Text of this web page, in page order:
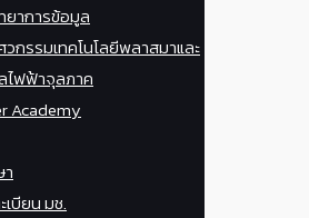
ยาการข้อมูล
วกรรมเทคโนโลยีพลาสมาและ
ไฟฟ้าจุลภาค
Academy
บียน มช.